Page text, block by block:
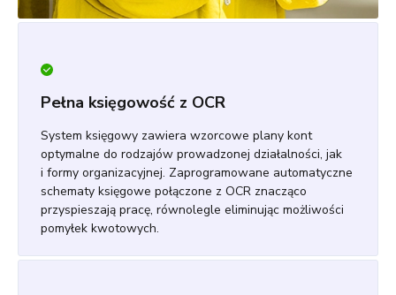
Pełna księgowość z OCR
System księgowy zawiera wzorcowe plany kont
optymalne do rodzajów prowadzonej działalności, jak
i formy organizacyjnej. Zaprogramowane automatyczne
schematy księgowe połączone z OCR znacząco
przyspieszają pracę, równolegle eliminując możliwości
pomyłek kwotowych.